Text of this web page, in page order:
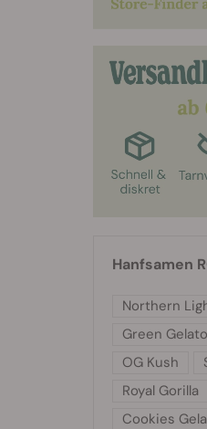
Hanfsamen
Northern
Green Gelato
OG Kush
Royal Gorilla
Cookies